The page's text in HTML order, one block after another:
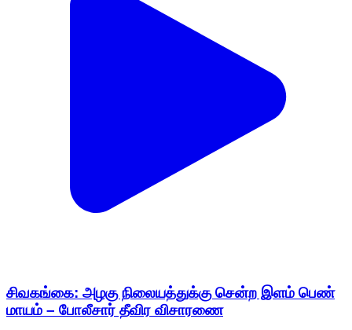
சிவகங்கை: அழகு நிலையத்துக்கு சென்ற இளம் பெண்
மாயம் – போலீசார் தீவிர விசாரணை